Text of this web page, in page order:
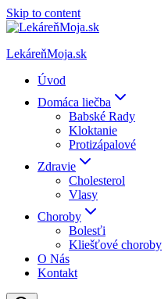
Skip to content
LekáreňMoja.sk
Úvod
Domáca liečba
Babské Rady
Kloktanie
Protizápalové
Zdravie
Cholesterol
Vlasy
Choroby
Bolesťi
Kliešťové choroby
O Nás
Kontakt